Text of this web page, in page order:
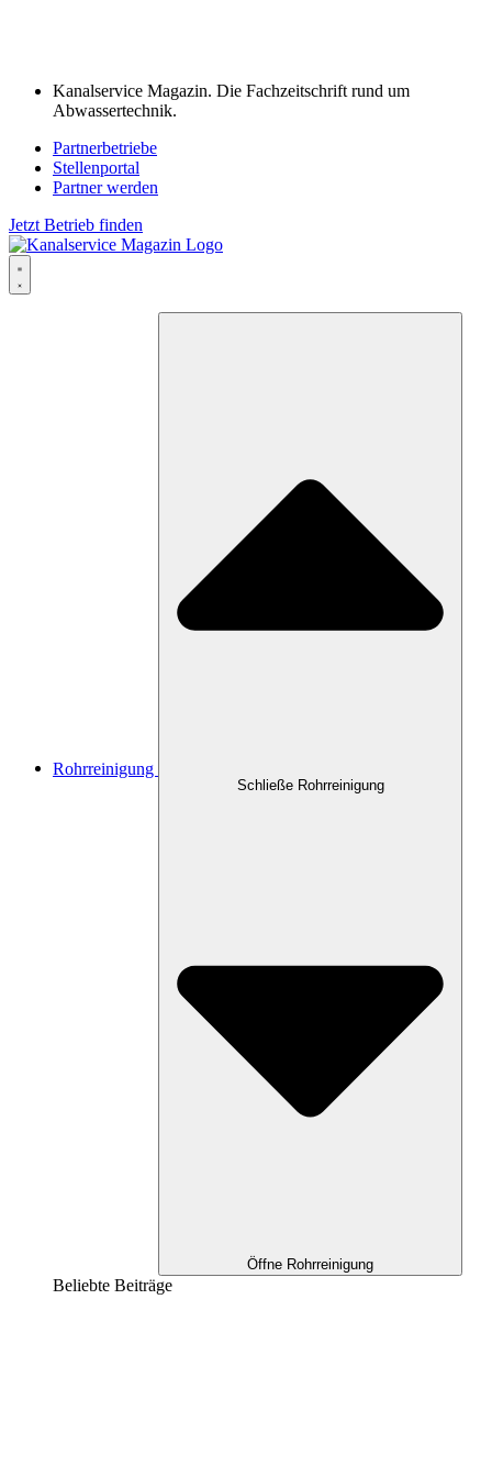
Kanalservice Magazin. Die Fachzeitschrift rund um
Abwassertechnik.
Partnerbetriebe
Stellenportal
Partner werden
Jetzt Betrieb finden
Rohrreinigung
Schließe Rohrreinigung
Öffne Rohrreinigung
Beliebte Beiträge